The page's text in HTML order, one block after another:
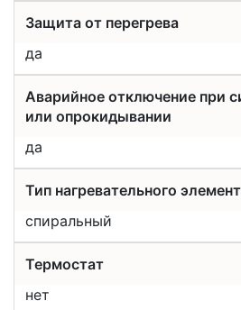
Защита от перегрева
да
Аварийное отключение при
или опрокидывании
да
Тип нагревательного
спиральный
Термостат
нет